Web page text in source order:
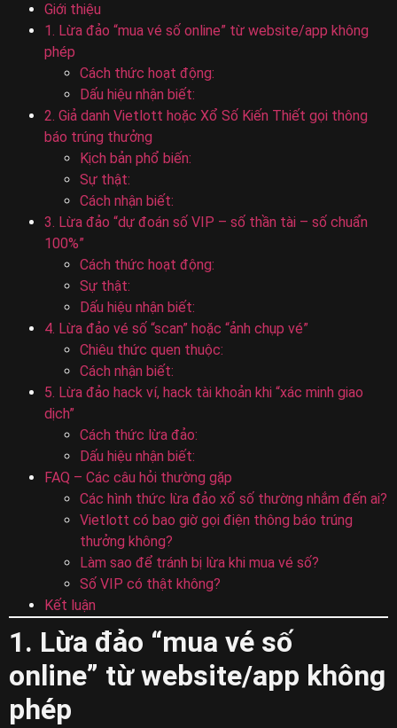
Giới thiệu
1. Lừa đảo “mua vé số online” từ website/app không
phép
Cách thức hoạt động:
Dấu hiệu nhận biết:
2. Giả danh Vietlott hoặc Xổ Số Kiến Thiết gọi thông
báo trúng thưởng
Kịch bản phổ biến:
Sự thật:
Cách nhận biết:
3. Lừa đảo “dự đoán số VIP – số thần tài – số chuẩn
100%”
Cách thức hoạt động:
Sự thật:
Dấu hiệu nhận biết:
4. Lừa đảo vé số “scan” hoặc “ảnh chụp vé”
Chiêu thức quen thuộc:
Cách nhận biết:
5. Lừa đảo hack ví, hack tài khoản khi “xác minh giao
dịch”
Cách thức lừa đảo:
Dấu hiệu nhận biết:
FAQ – Các câu hỏi thường gặp
Các hình thức lừa đảo xổ số thường nhắm đến ai?
Vietlott có bao giờ gọi điện thông báo trúng
thưởng không?
Làm sao để tránh bị lừa khi mua vé số?
Số VIP có thật không?
Kết luận
1. Lừa đảo “mua vé số
online” từ website/app không
phép